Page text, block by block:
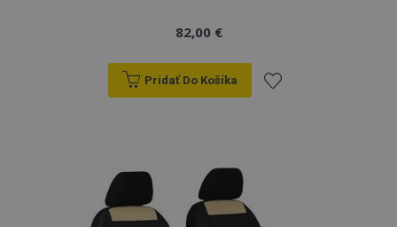
82,00 €
Pridať Do Košíka
prianí